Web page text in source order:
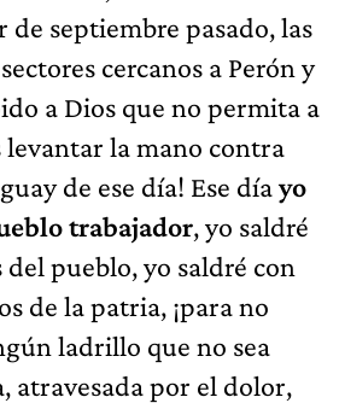
septiembre pasado, las
cercanos a Perón y
a Dios que no permita a
levantar la mano contra
de ese día! Ese díayo
trabajador, yo saldré
del pueblo, yo saldré con
de la patria, ¡para no
ladrillo que no sea
atravesada por el dolor,